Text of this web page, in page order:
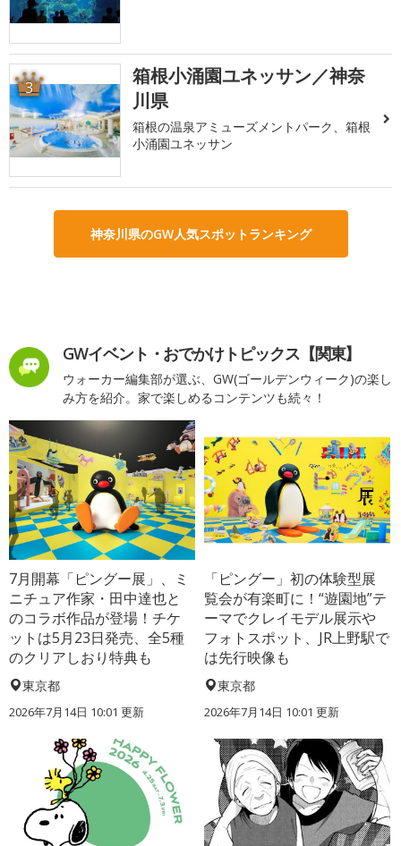
3
箱根小涌園ユネッサン／神奈
川県
箱根の温泉アミューズメントパーク、箱根
小涌園ユネッサン
神奈川県のGW人気スポットランキング
GWイベント・おでかけトピックス【関東】
ウォーカー編集部が選ぶ、GW(ゴールデンウィーク)の楽し
み方を紹介。家で楽しめるコンテンツも続々！
7月開幕「ピングー展」、ミ
ニチュア作家・田中達也と
のコラボ作品が登場！チケ
ットは5月23日発売、全5種
のクリアしおり特典も
東京都
2026年7月14日 10:01 更新
「ピングー」初の体験型展
覧会が有楽町に！“遊園地”テ
ーマでクレイモデル展示や
フォトスポット、JR上野駅で
は先行映像も
東京都
2026年7月14日 10:01 更新